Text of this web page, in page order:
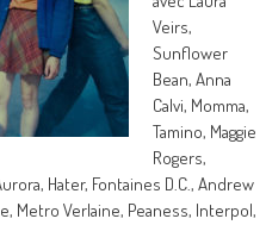
Veirs,
Sunflower
Bean, Anna
Calvi, Momma,
Tamino, Maggie
Rogers,
Hater, Fontaines D.C., Andrew
Metro Verlaine, Peaness, Interpol,